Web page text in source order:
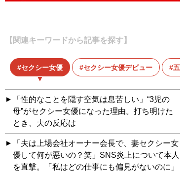
【関連キーワードから記事を探す】
セクシー女優 セクシー女優デビュー 五条
「性的なことを隠す空気は息苦しい」“3児の
母”がセクシー女優になった理由。打ち明けた
とき、夫の反応は
「夫は上場会社オーナー会長で、妻セクシー女
優して何が悪いの？笑」SNS炎上について本人
を直撃。「私はどの仕事にも偏見がないのに」